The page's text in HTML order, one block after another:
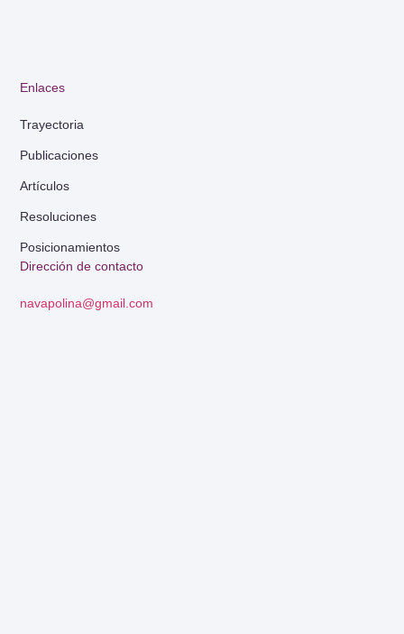
Dirección de contacto
navapolina@gmail.com
Enlaces
Trayectoria
Publicaciones
Artículos
Resoluciones
Posicionamientos